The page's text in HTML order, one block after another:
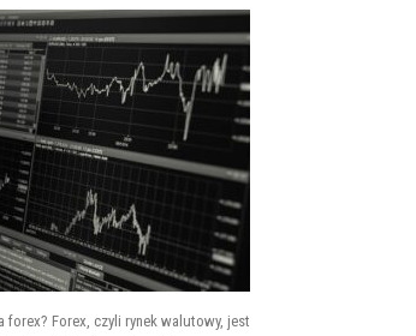
forex? Forex, czyli rynek walutowy, jest